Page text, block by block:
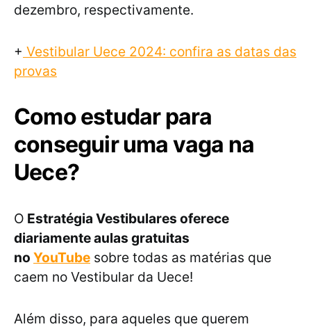
dezembro, respectivamente.
+ Vestibular Uece 2024: confira as datas das
provas
Como estudar para
conseguir uma vaga na
Uece?
O Estratégia Vestibulares oferece
diariamente aulas gratuitas
no YouTube sobre todas as matérias que
caem no Vestibular da Uece!
Além disso, para aqueles que querem